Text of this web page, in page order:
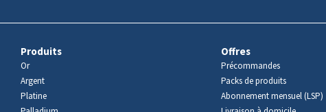
Produits
Or
Argent
Platine
Offres
Précommandes
Packs de produits
Abonnement mensuel (LSP)